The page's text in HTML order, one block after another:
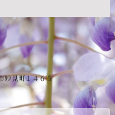
妙見町１４６５